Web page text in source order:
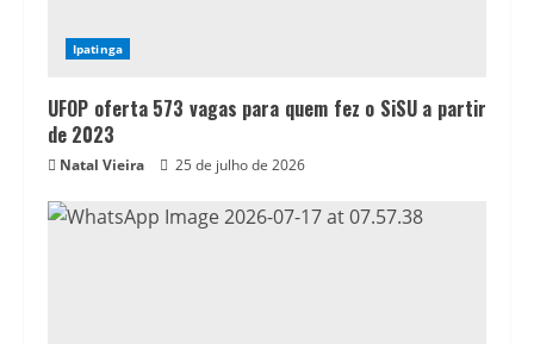
Ipatinga
UFOP oferta 573 vagas para quem fez o SiSU a partir
de 2023
Natal Vieira 25 de julho de 2026